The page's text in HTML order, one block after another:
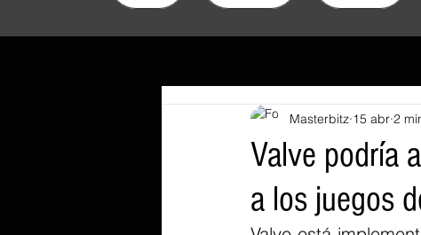
Valve podría
a los juegos
Masterbitz 15 abr 2